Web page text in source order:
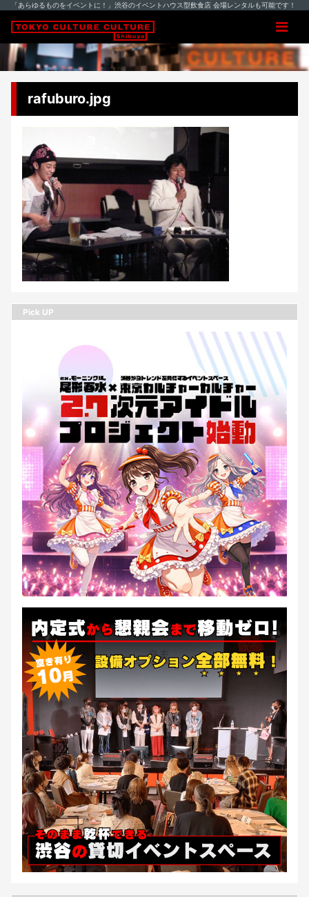
「あらゆるものをイベントに！」渋谷のイベントハウス型飲食店 会場レンタルも可能です！
rafuburo.jpg
Pick UP